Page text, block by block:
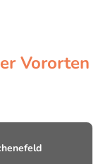
Vororten